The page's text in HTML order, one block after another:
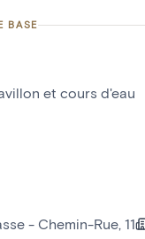
BASE
et cours d'eau
- Chemin-Rue, 11